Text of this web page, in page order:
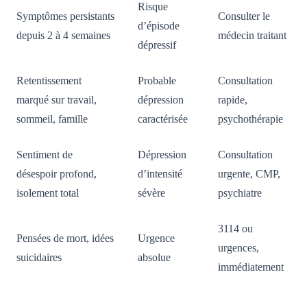
Symptômes persistants
depuis 2 à 4 semaines
Risque
d’épisode
dépressif
Consulter le
médecin traitant
Retentissement
marqué sur travail,
sommeil, famille
Probable
dépression
caractérisée
Consultation
rapide,
psychothérapie
Sentiment de
désespoir profond,
isolement total
Dépression
d’intensité
sévère
Consultation
urgente, CMP,
psychiatre
Pensées de mort, idées
suicidaires
Urgence
absolue
3114 ou
urgences,
immédiatement